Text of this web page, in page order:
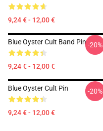
9,24 € - 12,00 €
Blue Oyster Cult Band Pin
9,24 € - 12,00 €
-20%
Blue Oyster Cult Pin
9,24 € - 12,00 €
-20%